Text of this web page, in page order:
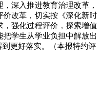
深入推进教育治理改革，
改革，切实按《深化新时
强化过程评价，探索增值
学生从学业负担中解放出
更好落实。（本报特约评